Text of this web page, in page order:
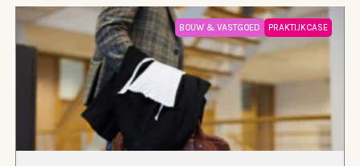
BOUW & VASTGOED PRAKTIJKCASE